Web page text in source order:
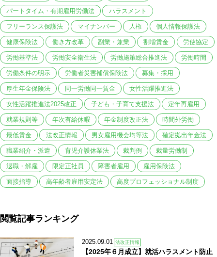
パートタイム・有期雇用労働法 ハラスメント
フリーランス保護法 マイナンバー 人権 個人情報保護法
健康保険法 働き方改革 副業・兼業 割増賃金 労使協定
労働基準法 労働安全衛生法 労働施策総合推進法 労働時間
労働条件の明示 労働者災害補償保険法 募集・採用
厚生年金保険法 同一労働同一賃金 女性活躍推進法
女性活躍推進法2025改正 子ども・子育て支援法 定年再雇用
就業規則等 年次有給休暇 年金制度改正法 時間外労働
最低賃金 法改正情報 男女雇用機会均等法 確定拠出年金法
職業紹介・派遣 育児介護休業法 裁判例 裁量労働制
退職・解雇 限定正社員 障害者雇用 雇用保険法
面接指導 高年齢者雇用安定法 高度プロフェッショナル制度
閲覧記事ランキング
2025.09.01 法改正情報
【2025年６月成立】就活ハラスメント防止